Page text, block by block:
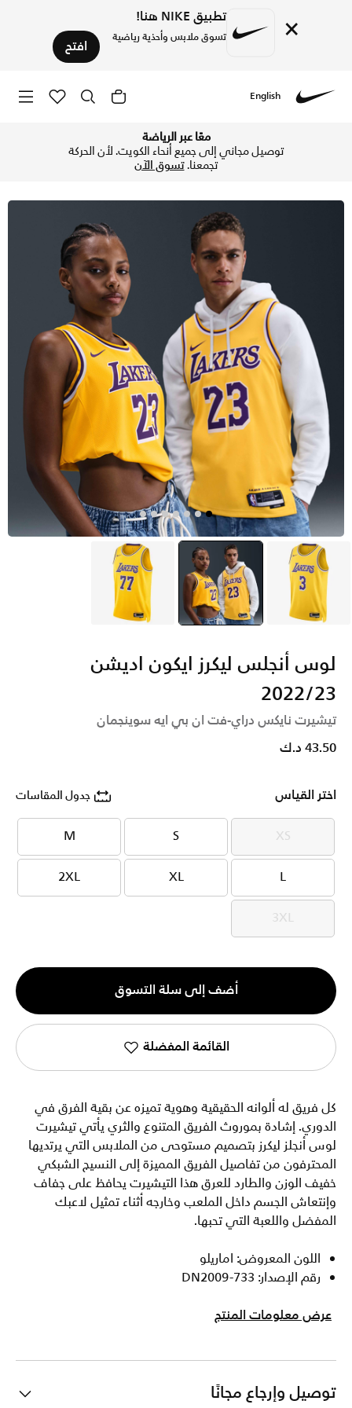
× تطبيق NIKE هنا!
تسوق ملابس وأحذية رياضية افتح
English
معًا عبر الرياضة
توصيل مجاني إلى جميع أنحاء الكويت. لأن الحركة
تجمعنا.تسوق الآن
أصفر selected
أصفر أصفر
لوس أنجلس ليكرز ايكون اديشن
2022/23
تيشيرت نايكس دراي-فت ان بي ايه سوينجمان
43.50 د.ك
اختر القياس جدول المقاسات
XS
XS
S
S
M
M
L
L
XL
XL
2XL
2XL
3XL
3XL
الكمية
1
أضف إلى سلة التسوق
القائمة المفضلة
كل فريق له ألوانه الحقيقية وهوية تميزه عن بقية الفرق في
الدوري. إشادة بموروث الفريق المتنوع والثري يأتي تيشيرت
لوس أنجلز ليكرز بتصميم مستوحى من الملابس التي يرتديها
المحترفون من تفاصيل الفريق المميزة إلى النسيج الشبكي
خفيف الوزن والطارد للعرق هذا التيشيرت يحافظ على جفاف
وإنتعاش الجسم داخل الملعب وخارجه أثناء تمثيل لاعبك
المفضل واللعبة التي تحبها.
اللون المعروض: اماريلو
رقم الإصدار: DN2009-733
عرض معلومات المنتج
توصيل وإرجاع مجانًا